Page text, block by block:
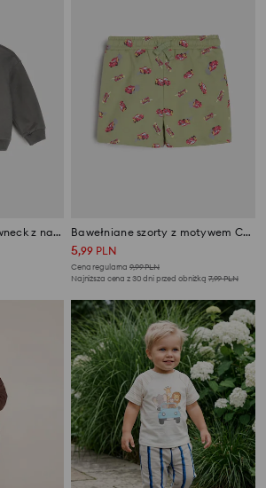
Bawełniana bluza crewneck z nadrukiem Cars Bawełniane szorty z motywem Cars
5,99 PLN
Cena regularna 9,99PLN
Najniższa cena z 30 dni przed obniżką 7,99PLN